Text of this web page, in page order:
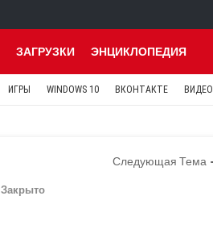
ЗАГРУЗКИ ЭНЦИКЛОПЕДИЯ
ИГРЫ WINDOWS 10 ВКОНТАКТЕ ВИДЕО
Следующая Тема
Закрыто